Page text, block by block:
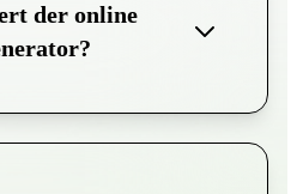
der online